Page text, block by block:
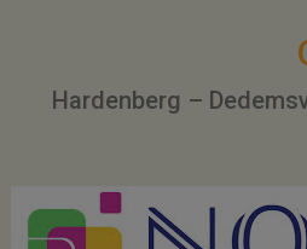
Hardenberg –